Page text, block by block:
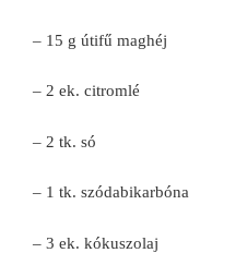
– 15 g útifű maghéj
– 2 ek. citromlé
– 2 tk. só
– 1 tk. szódabikarbóna
– 3 ek. kókuszolaj